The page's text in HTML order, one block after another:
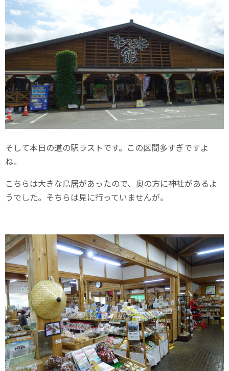
そして本日の道の駅ラストです。この区間多すぎですよ
ね。
こちらは大きな鳥居があったので、奥の方に神社があるよ
うでした。そちらは見に行っていませんが。